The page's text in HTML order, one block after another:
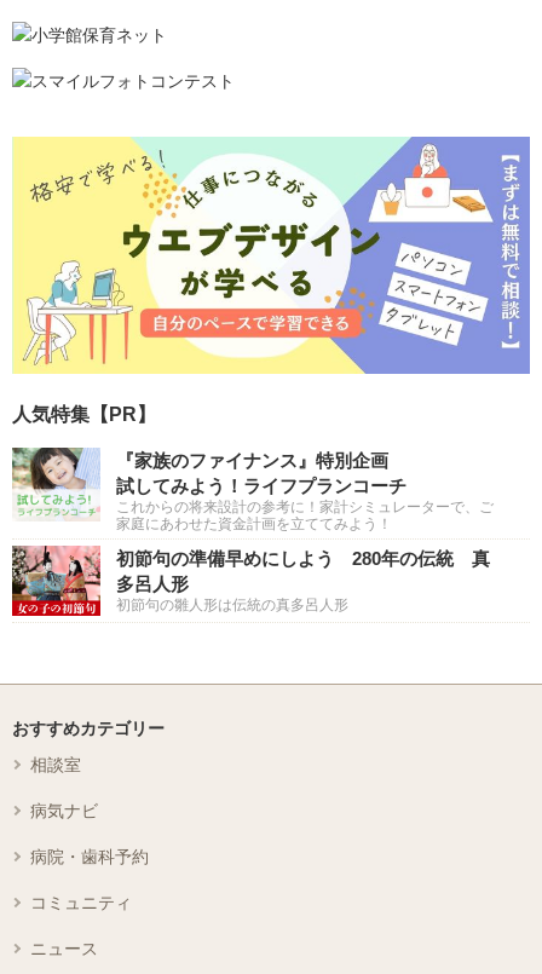
人気特集【PR】
『家族のファイナンス』特別企画
試してみよう！ライフプランコーチ
これからの将来設計の参考に！家計シミュレーターで、ご
家庭にあわせた資金計画を立ててみよう！
初節句の準備早めにしよう 280年の伝統 真
多呂人形
初節句の雛人形は伝統の真多呂人形
おすすめカテゴリー
相談室
病気ナビ
病院・歯科予約
コミュニティ
ニュース